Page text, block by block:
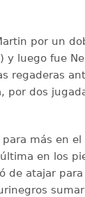
por un
y luego fue
regaderas
por dos
más en
en los
de atajar